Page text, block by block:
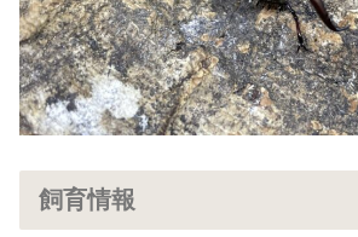
飼育情報